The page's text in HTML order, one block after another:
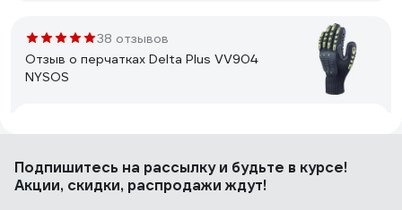
38 отзывов
Отзыв о перчатках Delta Plus VV904
NYSOS
похож на уплотнитель двери в машине, но более
жёсткий.
Подпишитесь на рассылкуи будьте в курсе!
Акции, скидки, распродажи ждут!